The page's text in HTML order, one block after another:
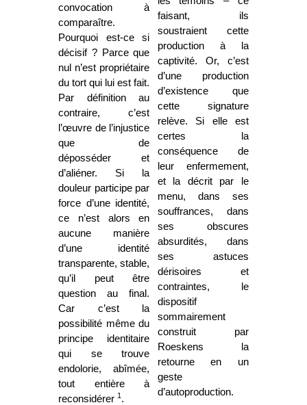
convocation à
comparaître.
Pourquoi est-ce si
décisif ? Parce que
nul n’est propriétaire
du tort qui lui est fait.
Par définition au
contraire, c’est
l’œuvre de l’injustice
que de
déposséder et
d’aliéner. Si la
douleur participe par
force d’une identité,
ce n’est alors en
aucune manière
d’une identité
transparente, stable,
qu’il peut être
question au final.
Car c’est la
possibilité même du
principe identitaire
qui se trouve
endolorie, abîmée,
tout entière à
reconsidérer 1 .
faisant, ils
soustraient cette
production à la
captivité. Or, c’est
d’une production
d’existence que
cette signature
relève. Si elle est
certes la
conséquence de
leur enfermement,
et la décrit par le
menu, dans ses
souffrances, dans
ses obscures
absurdités, dans
ses astuces
dérisoires et
contraintes, le
dispositif
sommairement
construit par
Roeskens la
retourne en un
geste
d’autoproduction.